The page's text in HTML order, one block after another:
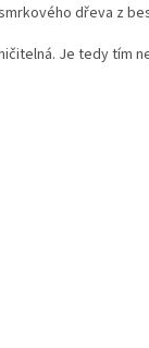
dřeva z
Je tedy tím